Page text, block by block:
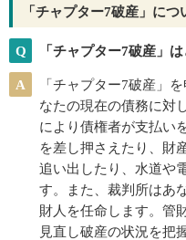
「チャプター7破産」に
Q 「チャプター7破産」
A
「チャプター7破産」
なたの現在の債務に対
により債権者が支払い
を差し押さえたり、財
追い出したり、水道や
す。また、裁判所はあ
財人を任命します。管
見直し破産の状況を把